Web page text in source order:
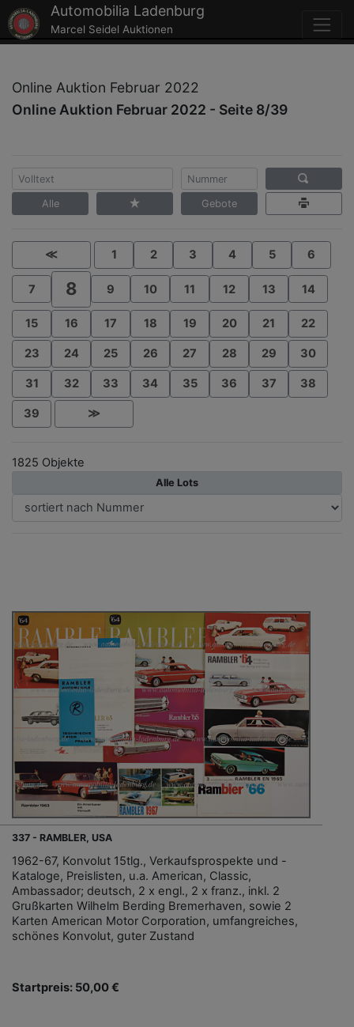
Automobilia Ladenburg
Marcel Seidel Auktionen
Online Auktion Februar 2022
Online Auktion Februar 2022 - Seite 8/39
Alle Gebote
≪ 1 2 3 4 5 6
7 8 9 10 11 12 13 14
15 16 17 18 19 20 21 22
23 24 25 26 27 28 29 30
31 32 33 34 35 36 37 38
39 ≫
1825 Objekte
Alle Lots
337 - RAMBLER, USA
1962-67, Konvolut 15tlg., Verkaufsprospekte und -
Kataloge, Preislisten, u.a. American, Classic,
Ambassador; deutsch, 2 x engl., 2 x franz., inkl. 2
Grußkarten Wilhelm Berding Bremerhaven, sowie 2
Karten American Motor Corporation, umfangreiches,
schönes Konvolut, guter Zustand
Startpreis: 50,00 €